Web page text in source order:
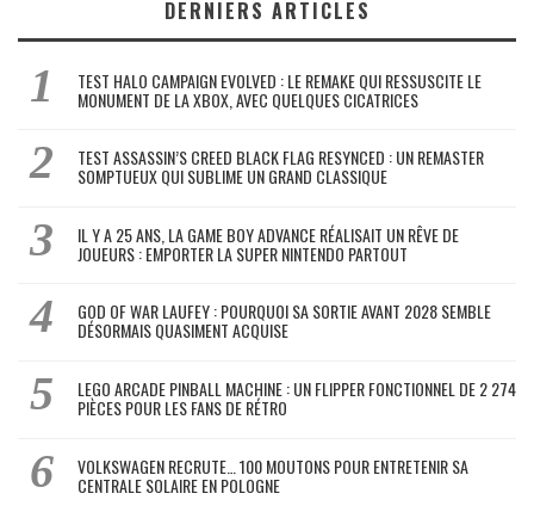
DERNIERS ARTICLES
TEST HALO CAMPAIGN EVOLVED : LE REMAKE QUI RESSUSCITE LE
MONUMENT DE LA XBOX, AVEC QUELQUES CICATRICES
TEST ASSASSIN’S CREED BLACK FLAG RESYNCED : UN REMASTER
SOMPTUEUX QUI SUBLIME UN GRAND CLASSIQUE
IL Y A 25 ANS, LA GAME BOY ADVANCE RÉALISAIT UN RÊVE DE
JOUEURS : EMPORTER LA SUPER NINTENDO PARTOUT
GOD OF WAR LAUFEY : POURQUOI SA SORTIE AVANT 2028 SEMBLE
DÉSORMAIS QUASIMENT ACQUISE
LEGO ARCADE PINBALL MACHINE : UN FLIPPER FONCTIONNEL DE 2 274
PIÈCES POUR LES FANS DE RÉTRO
VOLKSWAGEN RECRUTE… 100 MOUTONS POUR ENTRETENIR SA
CENTRALE SOLAIRE EN POLOGNE